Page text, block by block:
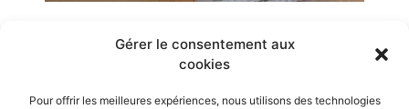
Gérer le consentement aux
cookies
Pour offrir les meilleures expériences, nous utilisons des technologies
Retour à la catégorieActualités